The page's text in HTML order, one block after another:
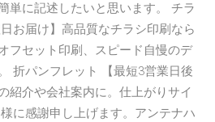
単に記述したいと思います。 チラ
お届け】高品質なチラシ印刷なら
フセット印刷、スピード自慢のデ
折パンフレット 【最短3営業日後
紹介や会社案内に。仕上がりサイ
に感謝申し上げます。アンテナハ